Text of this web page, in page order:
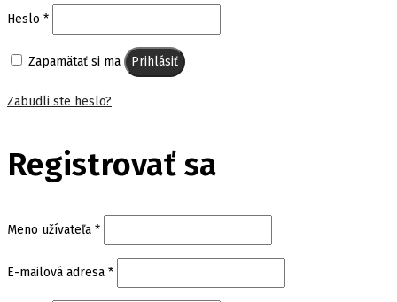
Heslo *Povinné
Zapamätať si ma Prihlásiť
Zabudli ste heslo?
Registrovať sa
Meno užívateľa *Povinné
E-mailová adresa *Povinné